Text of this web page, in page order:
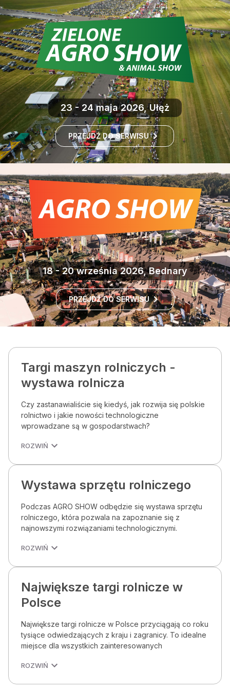
23 - 24 maja 2026, Ułęż
PRZEJDŹ DO SERWISU
18 - 20 września 2026, Bednary
PRZEJDŹ DO SERWISU
Targi maszyn rolniczych -
wystawa rolnicza
Czy zastanawialiście się kiedyś, jak rozwija się polskie
rolnictwo i jakie nowości technologiczne
wprowadzane są w gospodarstwach?
ROZWIŃ
Wystawa sprzętu rolniczego
Podczas AGRO SHOW odbędzie się wystawa sprzętu
rolniczego, która pozwala na zapoznanie się z
najnowszymi rozwiązaniami technologicznymi.
ROZWIŃ
Największe targi rolnicze w
Polsce
Największe targi rolnicze w Polsce przyciągają co roku
tysiące odwiedzających z kraju i zagranicy. To idealne
miejsce dla wszystkich zainteresowanych
ROZWIŃ